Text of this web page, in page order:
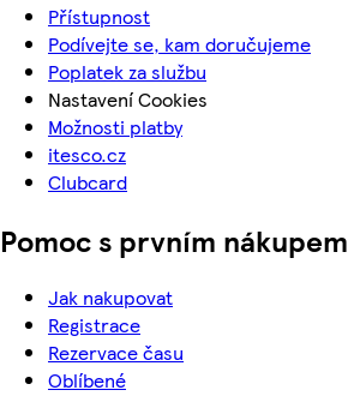
Přístupnost
Podívejte se, kam doručujeme
Poplatek za službu
Nastavení Cookies
Možnosti platby
itesco.cz
Clubcard
Pomoc s prvním nákupem
Jak nakupovat
Registrace
Rezervace času
Oblíbené